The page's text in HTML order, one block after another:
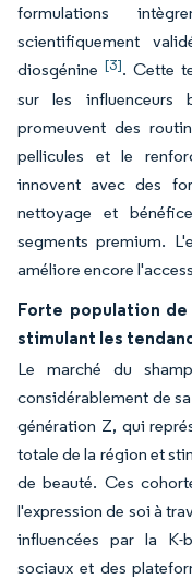
formulations
scientifiquement
diosgénine[3]. Cette
sur les influenceurs
promeuvent des
pellicules et le
innovent avec des
nettoyage et
segments premium.
améliore encore
Forte population
stimulant les
Le marché du
considérablement de
génération Z, qui
totale de la région et
de beauté. Ces
l'expression de soi à
influencées par la K-
sociaux et des